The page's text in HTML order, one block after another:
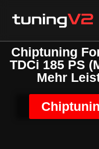
Chiptuning
TDCi 185 PS
Mehr